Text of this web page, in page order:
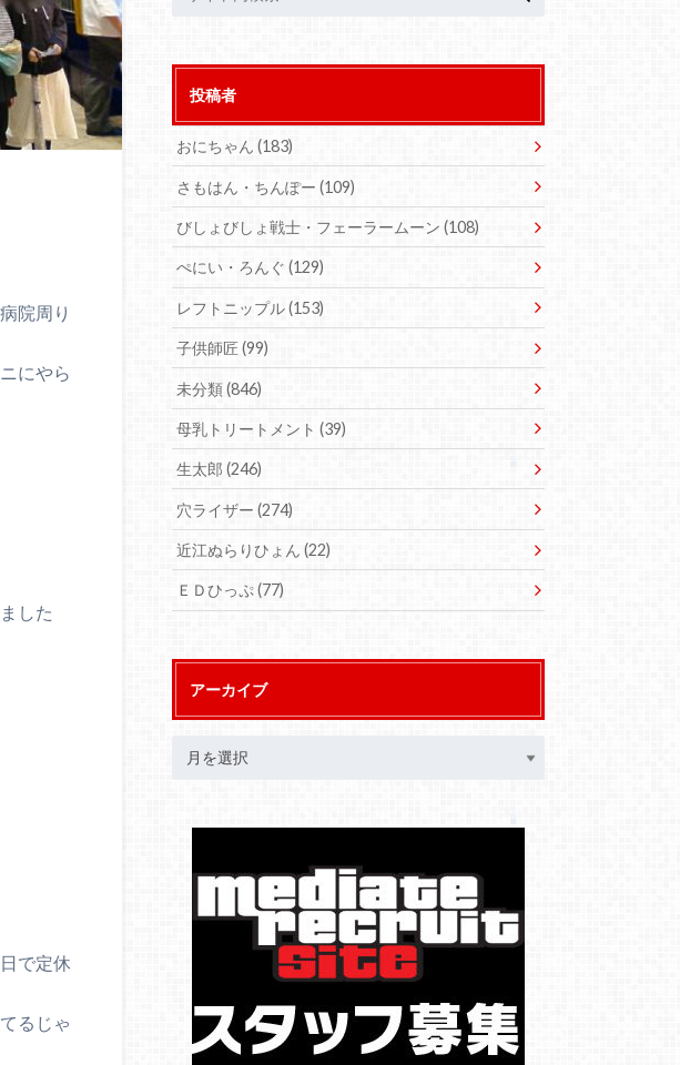
院周り
にやら
した
で定休
るじゃ
投稿者
おにちゃん(183)
さもはん・ちんぽー(109)
びしょびしょ戦士・フェーラームーン(108)
ぺにい・ろんぐ(129)
レフトニップル(153)
子供師匠(99)
未分類(846)
母乳トリートメント(39)
生太郎(246)
穴ライザー(274)
近江ぬらりひょん(22)
ＥＤひっぷ(77)
アーカイブ